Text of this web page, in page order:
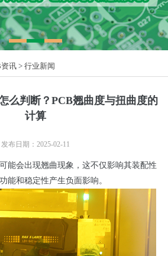
资讯 > 行业新闻
么判断？PCB翘曲度与扭曲度的
计算
发布日期：2025-02-11
能会出现翘曲现象，这不仅影响其装配性
能和稳定性产生负面影响。